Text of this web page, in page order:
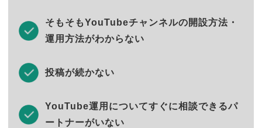
そもそもYouTubeチャンネルの開設方法・
運用方法がわからない
投稿が続かない
YouTube運用についてすぐに相談できるパ
ートナーがいない